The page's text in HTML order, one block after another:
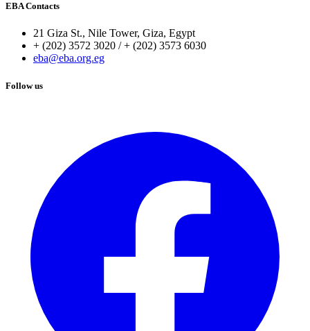
EBA Contacts
21 Giza St., Nile Tower, Giza, Egypt
+ (202) 3572 3020 / + (202) 3573 6030
eba@eba.org.eg
Follow us